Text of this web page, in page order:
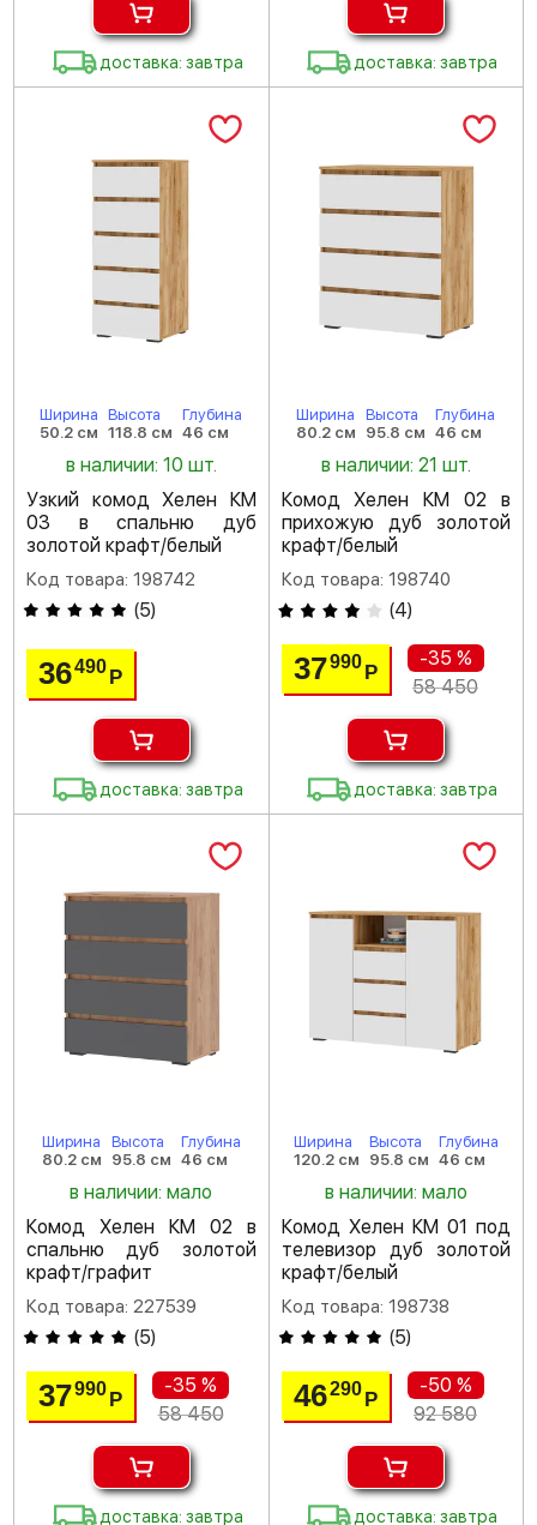
доставка: завтра доставка: завтра
Ширина
50.2 см
Высота
118.8 см
Глубина
46 см
в наличии: 10 шт.
Узкий комод Хелен КМ
03 в спальню дуб
золотой крафт/белый
Код товара: 198742
(5)
36490Р
доставка: завтра
Ширина
80.2 см
Высота
95.8 см
Глубина
46 см
в наличии: 21 шт.
Комод Хелен КМ 02 в
прихожую дуб золотой
крафт/белый
Код товара: 198740
(4)
37990 Р
-35 %
58 450
доставка: завтра
Ширина
80.2 см
Высота
95.8 см
Глубина
46 см
в наличии: мало
Комод Хелен КМ 02 в
спальню дуб золотой
крафт/графит
Код товара: 227539
(5)
37990Р
-35 %
58 450
доставка: завтра
Ширина
120.2 см
Высота
95.8 см
Глубина
46 см
в наличии: мало
Комод Хелен КМ 01 под
телевизор дуб золотой
крафт/белый
Код товара: 198738
(5)
46290 Р
-50 %
92 580
доставка: завтра